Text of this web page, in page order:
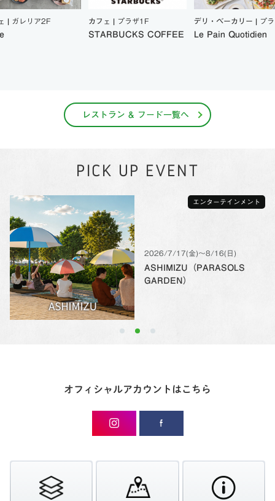
| ガレリア2F カフェ | プラザ1F
STARBUCKS COFFEE
デリ・ベーカリー | プ
Le Pain Quotidien
レストラン & フード一覧へ
PICK UP EVENT
2026/7/17(金)〜8/16(日)
ASHIMIZU（PARASOLS
GARDEN）
エンターテインメント
オフィシャルアカウントはこちら